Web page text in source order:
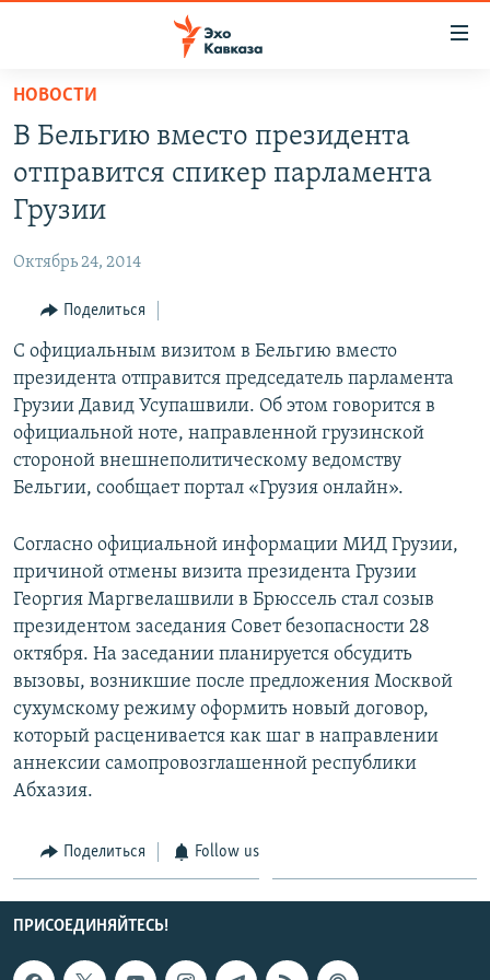
Вернуться
основному
содержанию
Вернутся
главной
навигации
Вернутся
поиску
СУХУМИ
ВЕСЬ КАВКАЗ
СЕВЕРНЫЙ КАВКАЗ
АРМЕНИЯ
АЗЕРБАЙДЖАН
ТЕМЫ
ПОЛИТИКА
ЭКОНОМИКА
ОБЩЕСТВО
КУЛЬТУРА
МИР
РУБРИКИ
НЕКРУГЛЫЙ СТОЛ
ГОСТЬ НЕДЕЛИ
ПОЗИЦИЯ
ГОЛОСА
ЧИТАЕМ ПРЕССУ
МУЛЬТИМЕДИА
ВИДЕО
ФОТО
АУДИО
ПОДКАСТЫ
ПРИСОЕДИНЯЙТЕСЬ!
Все сайты РСЕ/РС
НОВОСТИ
В Бельгию вместо президента
отправится спикер парламента
Грузии
Октябрь 24, 2014
Поделиться
С официальным визитом в Бельгию вместо
президента отправится председатель парламента
Грузии Давид Усупашвили. Об этом говорится в
официальной ноте, направленной грузинской
стороной внешнеполитическому ведомству
Бельгии, сообщает портал «Грузия онлайн».
Согласно официальной информации МИД Грузии,
причиной отмены визита президента Грузии
Георгия Маргвелашвили в Брюссель стал созыв
президентом заседания Совет безопасности 28
октября. На заседании планируется обсудить
вызовы, возникшие после предложения Москвой
сухумскому режиму оформить новый договор,
который расценивается как шаг в направлении
аннексии самопровозглашенной республики
Абхазия.
Поделиться Follow us
ПРИСОЕДИНЯЙТЕСЬ!